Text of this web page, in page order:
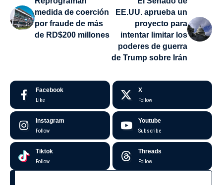
medida de coerción
por fraude de más
de RD$200 millones
EE.UU. aprueba un
proyecto para
intentar limitar los
poderes de guerra
de Trump sobre Irán
Facebook
Like
X
Follow
Instagram
Follow
Youtube
Subscribe
Tiktok
Follow
Threads
Follow